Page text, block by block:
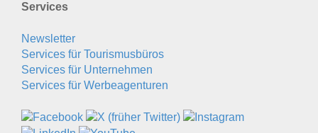
Services
Newsletter
Services für Tourismusbüros
Services für Unternehmen
Services für Werbeagenturen